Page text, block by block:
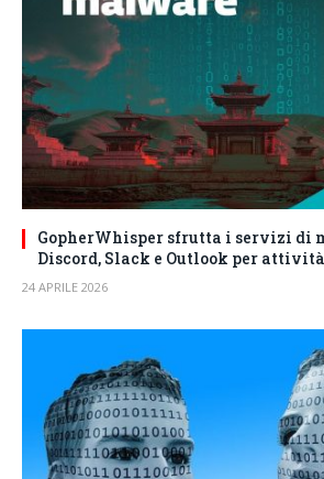
GopherWhisper sfrutta i servizi di
Discord, Slack e Outlook per
24 APRILE 2026